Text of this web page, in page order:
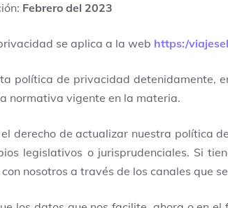
Febrero del 2023
se aplica a la web https:/
política de privacidad detenidamente,
normativa vigente en la materia.
derecho de actualizar nuestra política
legislativos o jurisprudenciales. Si
nosotros a través de los canales que